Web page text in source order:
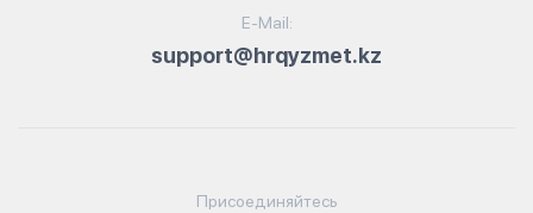
E-Mail:
support@hrqyzmet.kz
Присоединяйтесь